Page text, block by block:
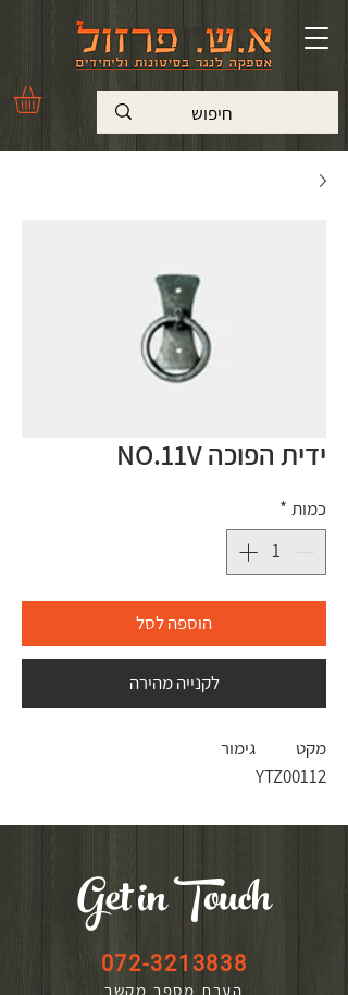
ידית הפוכה NO.11V
כמות *
הוספה לסל
לקנייה מהירה
מקט
גימור
YTZ00112
Get in Touch
072-3213838
הערת מספר מקשר